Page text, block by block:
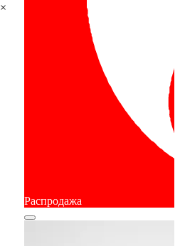
×
Распродажа